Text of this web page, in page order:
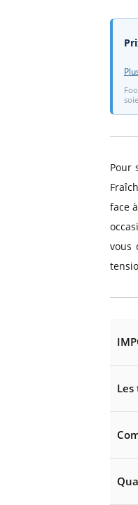
Pour
face
vous